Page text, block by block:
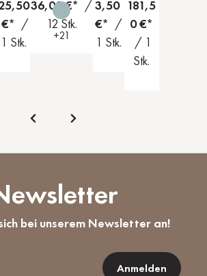
€* /
1 Stk.
+21
(12 Stück)
36,00 €* /
12 Stk.
3,50
€* /
1 Stk.
181,5
0 €*
/ 1
Stk.
bei unserem Newsletter an!
Anmelden